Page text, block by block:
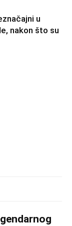
u
nakon što su